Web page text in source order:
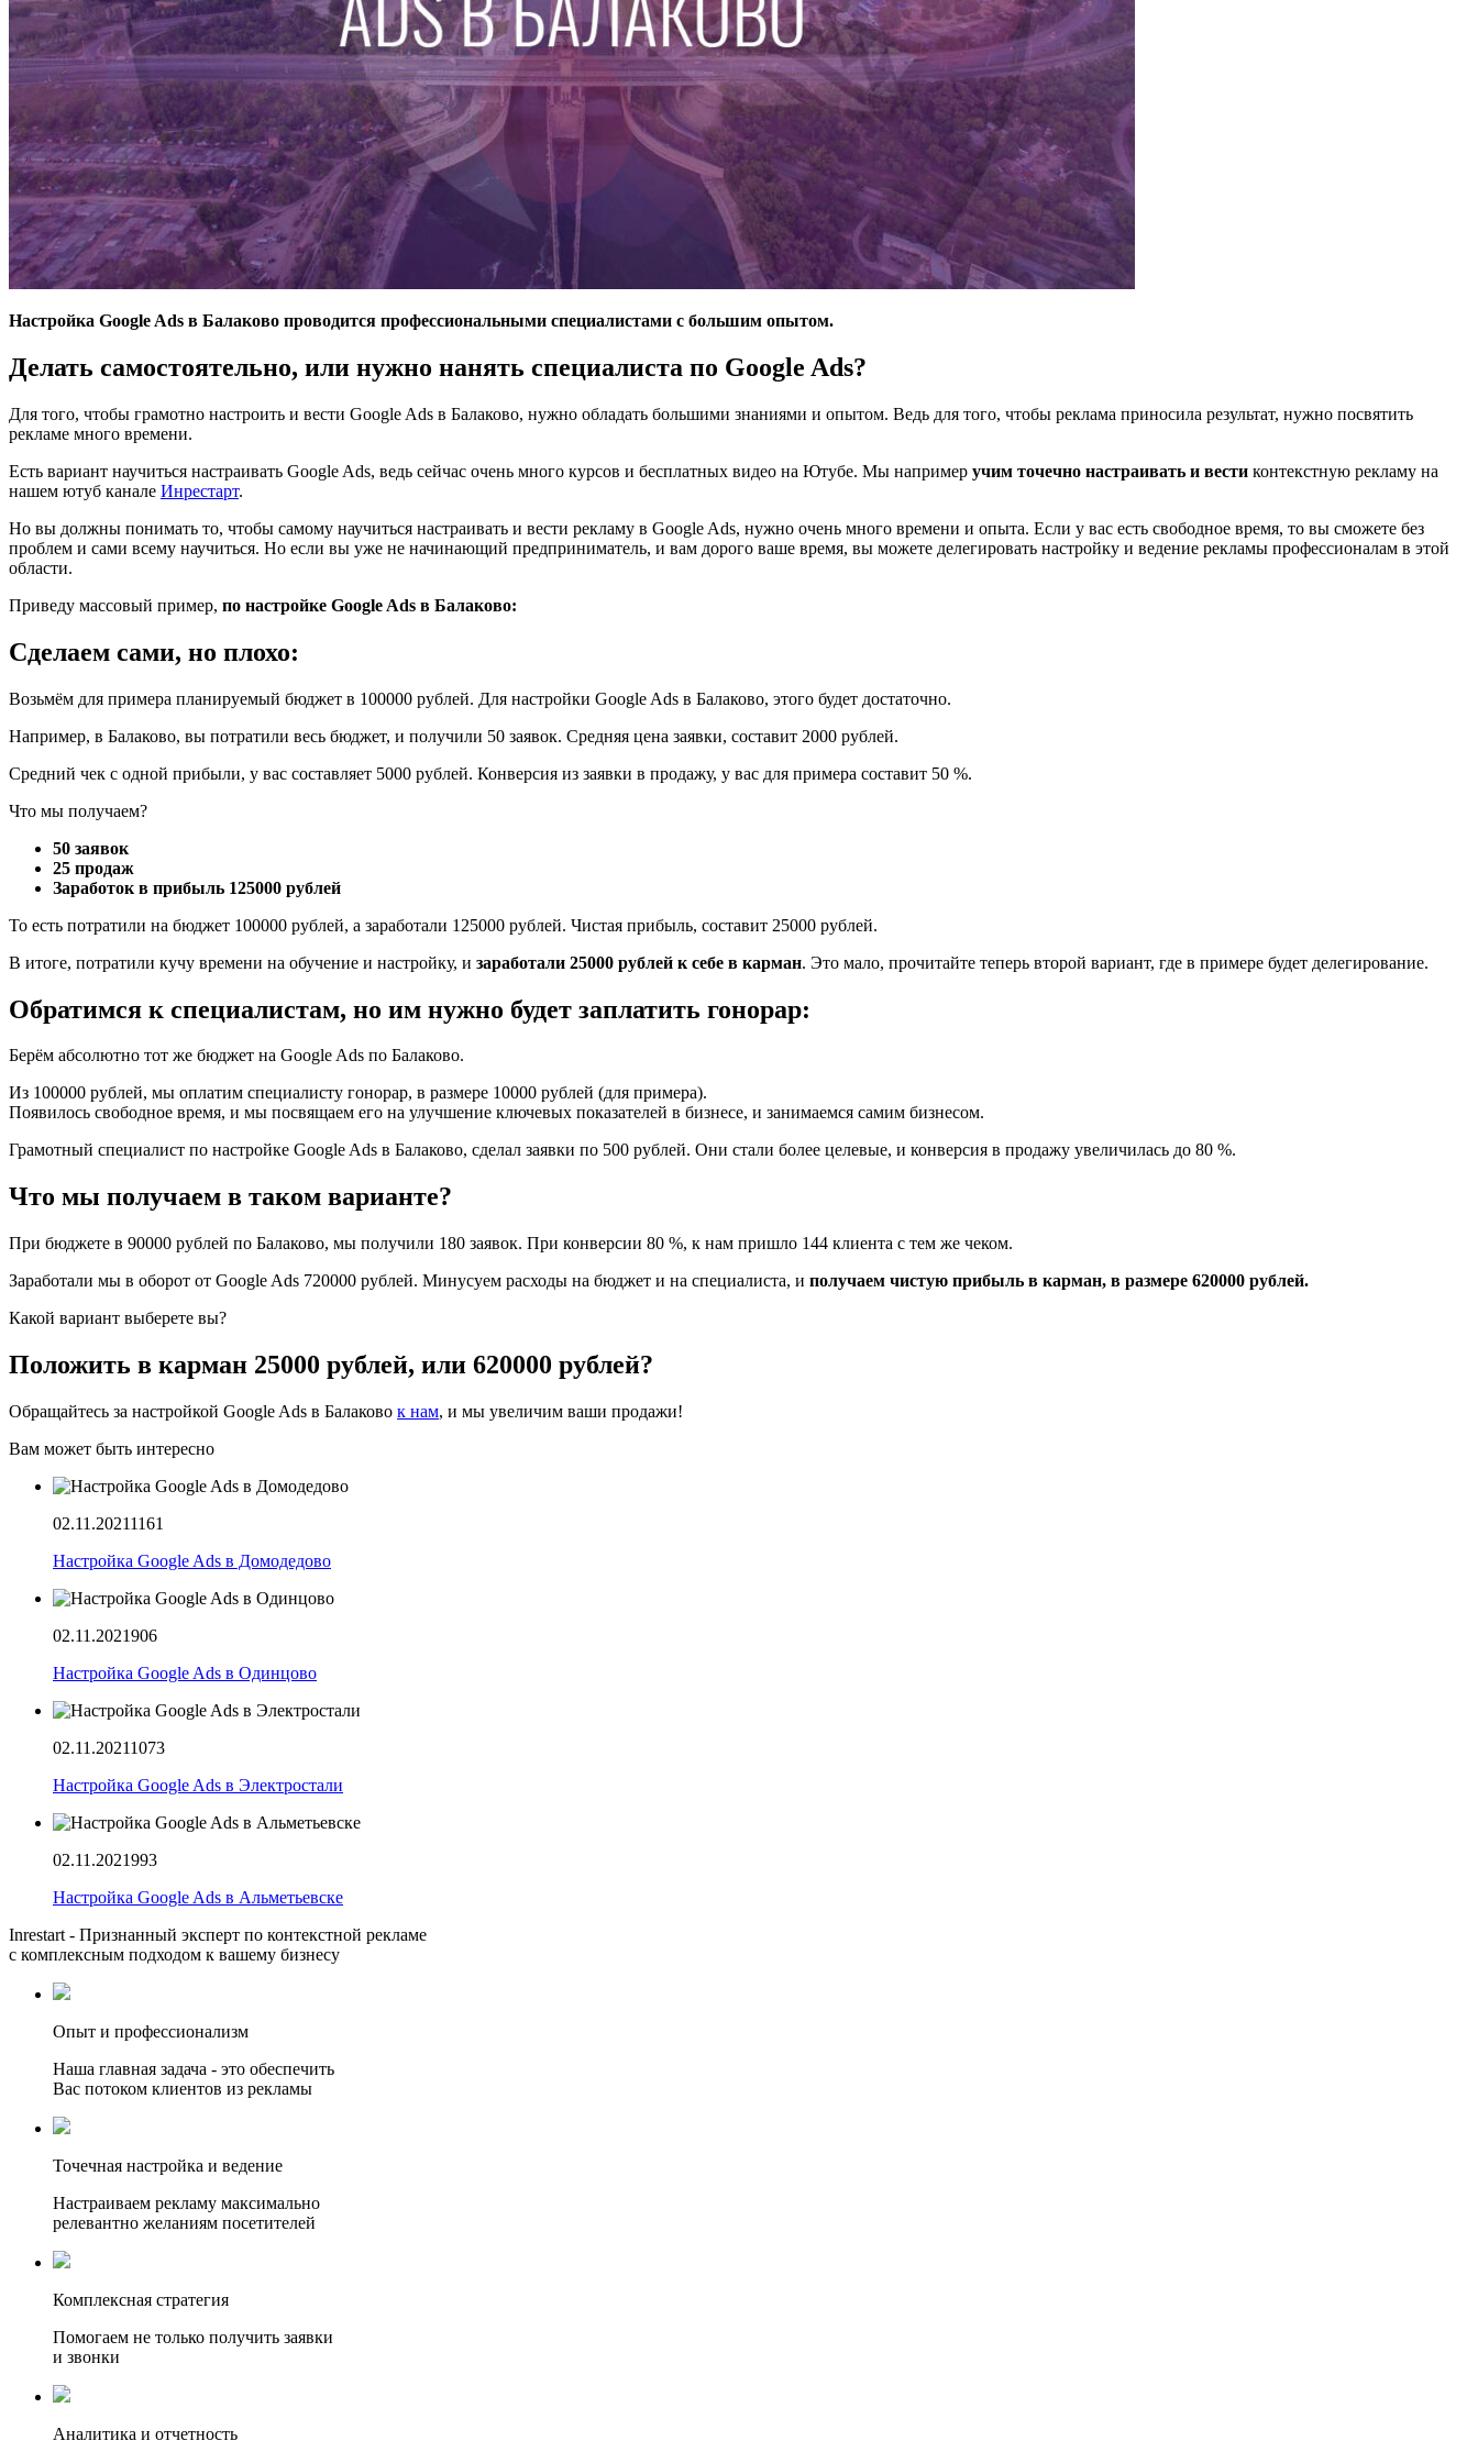
Настройка Google Ads в Балаково проводится профессиональными специалистами с большим опытом.
Делать самостоятельно, или нужно нанять специалиста по Google Ads?
Для того, чтобы грамотно настроить и вести Google Ads в Балаково, нужно обладать большими знаниями и опытом. Ведь для того, чтобы реклама приносила результат, нужно посвятить
рекламе много времени.
Есть вариант научиться настраивать Google Ads, ведь сейчас очень много курсов и бесплатных видео на Ютубе. Мы например учим точечно настраивать и вести контекстную рекламу на
нашем ютуб канале Инрестарт.
Но вы должны понимать то, чтобы самому научиться настраивать и вести рекламу в Google Ads, нужно очень много времени и опыта. Если у вас есть свободное время, то вы сможете без
проблем и сами всему научиться. Но если вы уже не начинающий предприниматель, и вам дорого ваше время, вы можете делегировать настройку и ведение рекламы профессионалам в этой
области.
Приведу массовый пример, по настройке Google Ads в Балаково:
Сделаем сами, но плохо:
Возьмём для примера планируемый бюджет в 100000 рублей. Для настройки Google Ads в Балаково, этого будет достаточно.
Например, в Балаково, вы потратили весь бюджет, и получили 50 заявок. Средняя цена заявки, составит 2000 рублей.
Средний чек с одной прибыли, у вас составляет 5000 рублей. Конверсия из заявки в продажу, у вас для примера составит 50 %.
Что мы получаем?
50 заявок
25 продаж
Заработок в прибыль 125000 рублей
То есть потратили на бюджет 100000 рублей, а заработали 125000 рублей. Чистая прибыль, составит 25000 рублей.
В итоге, потратили кучу времени на обучение и настройку, и заработали 25000 рублей к себе в карман. Это мало, прочитайте теперь второй вариант, где в примере будет делегирование.
Обратимся к специалистам, но им нужно будет заплатить гонорар:
Берём абсолютно тот же бюджет на Google Ads по Балаково.
Из 100000 рублей, мы оплатим специалисту гонорар, в размере 10000 рублей (для примера).
Появилось свободное время, и мы посвящаем его на улучшение ключевых показателей в бизнесе, и занимаемся самим бизнесом.
Грамотный специалист по настройке Google Ads в Балаково, сделал заявки по 500 рублей. Они стали более целевые, и конверсия в продажу увеличилась до 80 %.
Что мы получаем в таком варианте?
При бюджете в 90000 рублей по Балаково, мы получили 180 заявок. При конверсии 80 %, к нам пришло 144 клиента с тем же чеком.
Заработали мы в оборот от Google Ads 720000 рублей. Минусуем расходы на бюджет и на специалиста, и получаем чистую прибыль в карман, в размере 620000 рублей.
Какой вариант выберете вы?
Положить в карман 25000 рублей, или 620000 рублей?
Обращайтесь за настройкой Google Ads в Балаково к нам, и мы увеличим ваши продажи!
Вам может быть интересно
02.11.20211161
Настройка Google Ads в Домодедово
02.11.2021906
Настройка Google Ads в Одинцово
02.11.20211073
Настройка Google Ads в Электростали
02.11.2021993
Настройка Google Ads в Альметьевске
Inrestart - Признанный эксперт по контекстной рекламе
с комплексным подходом к вашему бизнесу
Опыт и профессионализм
Наша главная задача - это обеспечить
Вас потоком клиентов из рекламы
Точечная настройка и ведение
Настраиваем рекламу максимально
релевантно желаниям посетителей
Комплексная стратегия
Помогаем не только получить заявки
и звонки
Аналитика и отчетность